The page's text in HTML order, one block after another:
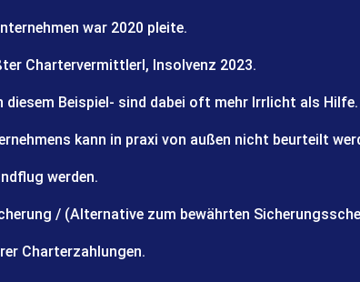
war 2020 pleite.
Chartervermittlerl, Insolvenz 2023.
Beispiel- sind dabei oft mehr Irrlicht als Hilfe.
kann in praxi von außen nicht beurteilt
werden.
/ (Alternative zum bewährten
Charterzahlungen.